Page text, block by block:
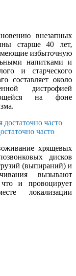
внезапных
старше 40 лет,
избыточную
напитками и
и старческого
составляет около
дистрофией
на фоне
часто
хрящевых
дисков
(выпираний) и
вызывают
и провоцирует
локализации